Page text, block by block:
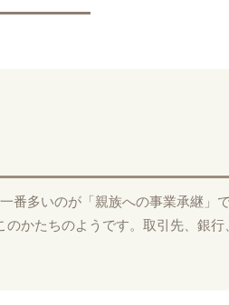
番多いのが「親族への事業承継」
かたちのようです。取引先、銀行